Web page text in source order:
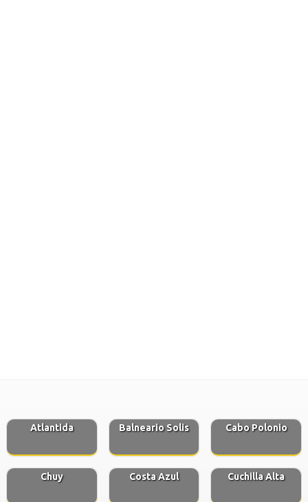
Atlantida Balneario Solis Cabo Polonio
Chuy Costa Azul Cuchilla Alta